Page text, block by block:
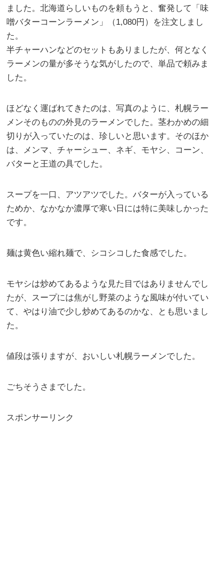
ました。北海道らしいものを頼もうと、奮発して「味
噌バターコーンラーメン」（1,080円）を注文しまし
た。
半チャーハンなどのセットもありましたが、何となく
ラーメンの量が多そうな気がしたので、単品で頼みま
した。
ほどなく運ばれてきたのは、写真のように、札幌ラー
メンそのものの外見のラーメンでした。茎わかめの細
切りが入っていたのは、珍しいと思います。そのほか
は、メンマ、チャーシュー、ネギ、モヤシ、コーン、
バターと王道の具でした。
スープを一口、アツアツでした。バターが入っている
ためか、なかなか濃厚で寒い日には特に美味しかった
です。
麺は黄色い縮れ麺で、シコシコした食感でした。
モヤシは炒めてあるような見た目ではありませんでし
たが、スープには焦がし野菜のような風味が付いてい
て、やはり油で少し炒めてあるのかな、とも思いまし
た。
値段は張りますが、おいしい札幌ラーメンでした。
ごちそうさまでした。
スポンサーリンク